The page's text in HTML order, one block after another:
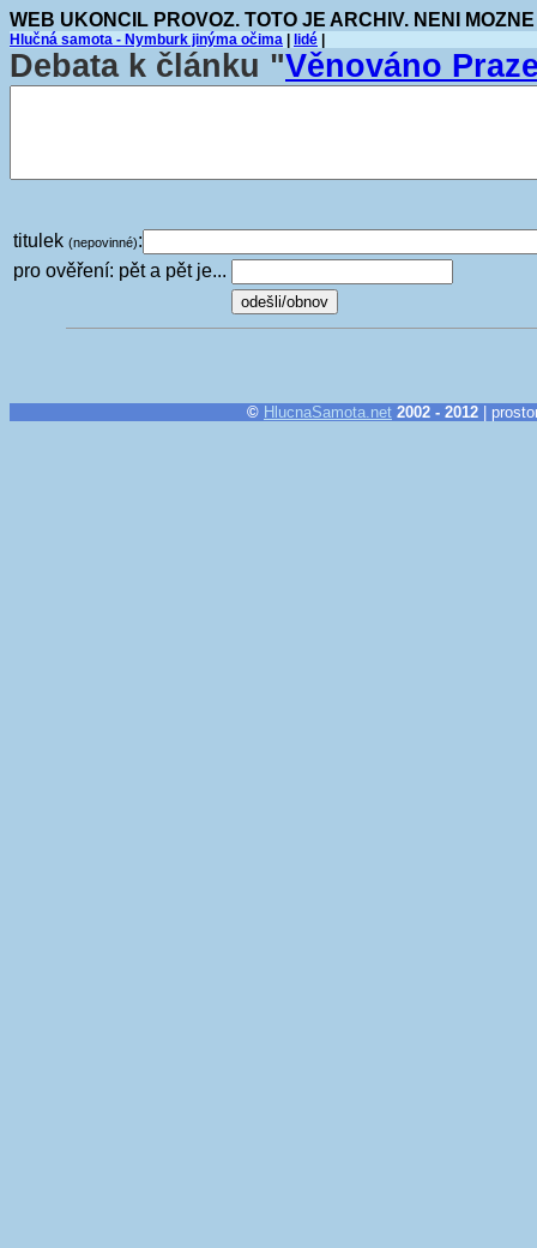
WEB UKONCIL PROVOZ. TOTO JE ARCHIV. NENI
Hlučná samota - Nymburk jinýma očima lidé
Debata k článku "Věnováno
titulek (nepovinné):
pro ověření: pět a pět je...
© HlucnaSamota.net 2002 - 2012 |